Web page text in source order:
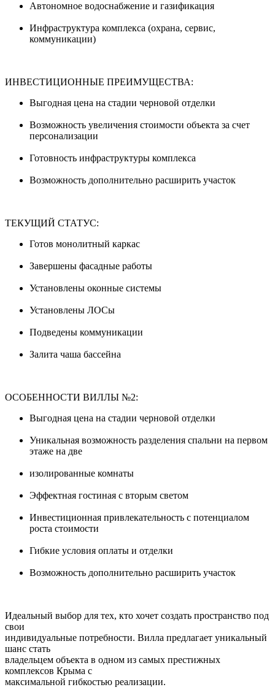
Автономное водоснабжение и газификация
Инфраструктура комплекса (охрана, сервис,
коммуникации)
ИНВЕСТИЦИОННЫЕ ПРЕИМУЩЕСТВА:
Выгодная цена на стадии черновой отделки
Возможность увеличения стоимости объекта за счет
персонализации
Готовность инфраструктуры комплекса
Возможность дополнительно расширить участок
ТЕКУЩИЙ СТАТУС:
Готов монолитный каркас
Завершены фасадные работы
Установлены оконные системы
Установлены ЛОСы
Подведены коммуникации
Залита чаша бассейна
ОСОБЕННОСТИ ВИЛЛЫ №2:
Выгодная цена на стадии черновой отделки
Уникальная возможность разделения спальни на первом
этаже на две
изолированные комнаты
Эффектная гостиная с вторым светом
Инвестиционная привлекательность с потенциалом
роста стоимости
Гибкие условия оплаты и отделки
Возможность дополнительно расширить участок
Идеальный выбор для тех, кто хочет создать пространство под
свои
индивидуальные потребности. Вилла предлагает уникальный
шанс стать
владельцем объекта в одном из самых престижных
комплексов Крыма с
максимальной гибкостью реализации.